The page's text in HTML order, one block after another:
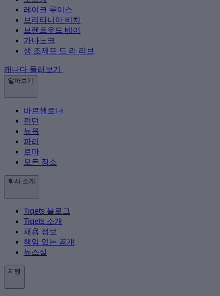
레이크 루이스
브리타니아 비치
브렌트우드 베이
가나노크
생 조제프 드 라 리브
캐나다 둘러보기
알아보기
바르셀로나
런던
뉴욕
파리
로마
모든 장소
회사 소개
Tiqets 블로그
Tiqets 소개
채용 정보
책임 있는 공개
뉴스실
지원